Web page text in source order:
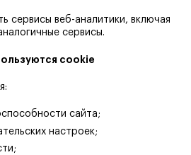
сервисы веб-аналитики, включая
сервисы.
cookie
сайта;
настроек;